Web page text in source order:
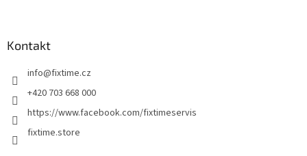
Kontakt
info@fixtime.cz
+420 703 668 000
https://www.facebook.com/fixtimeservis
fixtime.store